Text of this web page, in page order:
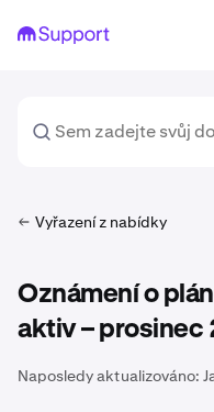
Vyřazení z nabídky
Oznámení o
aktiv – prosinec
Naposledy aktualizováno: